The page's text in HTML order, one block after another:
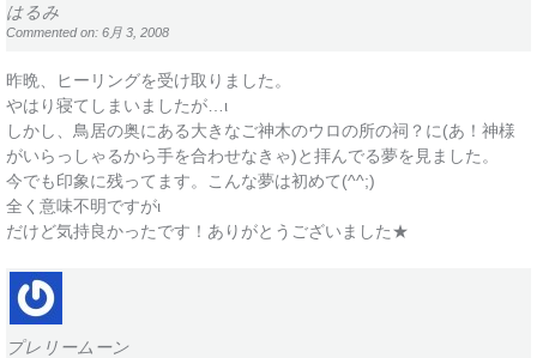
はるみ
Commented on: 6月 3, 2008
昨晩、ヒーリングを受け取りました。
やはり寝てしまいましたが…ι
しかし、鳥居の奥にある大きなご神木のウロの所の祠？に(あ！神様
がいらっしゃるから手を合わせなきゃ)と拝んでる夢を見ました。
今でも印象に残ってます。こんな夢は初めて(^^;)
全く意味不明ですがι
だけど気持良かったです！ありがとうございました★
プレリームーン